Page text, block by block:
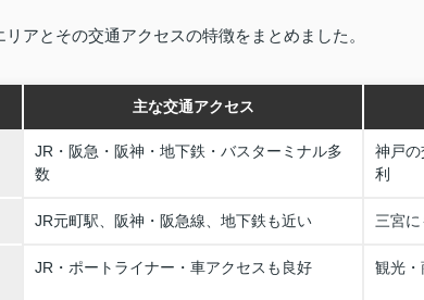
アとその交通アクセスの特徴をまとめました。
主な交通アクセス
JR・阪急・阪神・地下鉄・バスターミナル多
数
神戸
利
JR元町駅、阪神・阪急線、地下鉄も近い 三宮
JR・ポートライナー・車アクセスも良好 観光・